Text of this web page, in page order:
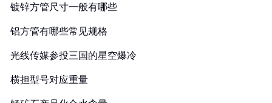
镀锌方管尺寸一般有哪些
铝方管有哪些常见规格
光线传媒参投三国的星空爆冷
横担型号对应重量